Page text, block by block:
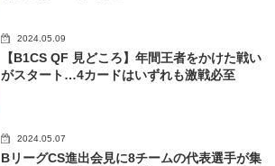
2024.05.09
【B1CS QF 見どころ】年間王者をかけた戦い
がスタート…4カードはいずれも激戦必至
2024.05.07
BリーグCS進出会見に8チームの代表選手が集